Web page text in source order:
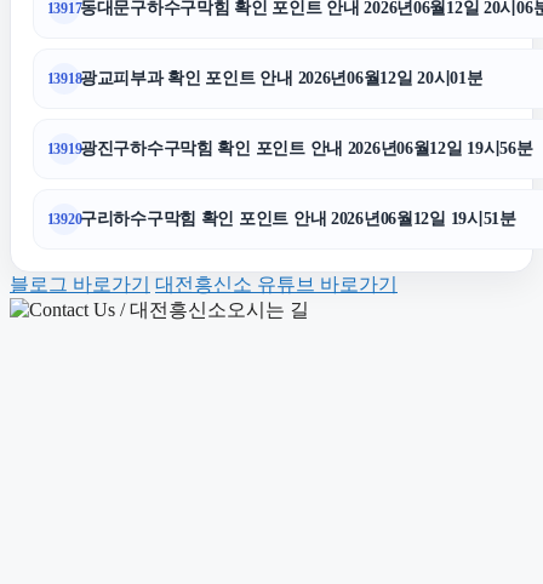
영등포하수구막힘
축구반티
안산피부과
13917동대문구하수구막힘 확인 포인트 안내 2026년06월12일 20시06
13918광교피부과 확인 포인트 안내 2026년06월12일 20시01분
13919광진구하수구막힘 확인 포인트 안내 2026년06월12일 19시56분
13920구리하수구막힘 확인 포인트 안내 2026년06월12일 19시51분
블로그 바로가기 대전흥신소 유튜브 바로가기